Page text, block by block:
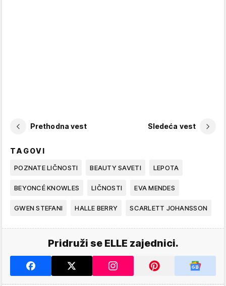
Prethodna vest Sledeća vest
TAGOVI
POZNATE LIČNOSTI BEAUTY SAVETI LEPOTA
BEYONCÉ KNOWLES LIČNOSTI EVA MENDES
GWEN STEFANI HALLE BERRY SCARLETT JOHANSSON
Pridruži se ELLE zajednici.